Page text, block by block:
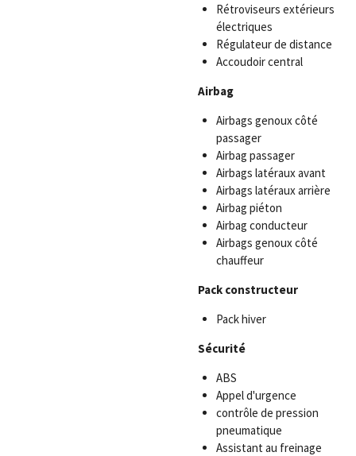
Rétroviseurs extérieurs
électriques
Régulateur de distance
Accoudoir central
Airbag
Airbags genoux côté
passager
Airbag passager
Airbags latéraux avant
Airbags latéraux arrière
Airbag piéton
Airbag conducteur
Airbags genoux côté
chauffeur
Pack constructeur
Pack hiver
Sécurité
ABS
Appel d'urgence
contrôle de pression
pneumatique
Assistant au freinage